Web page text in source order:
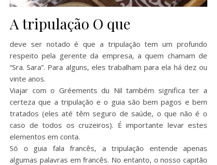
A tripulação O que
deve ser notado é que a tripulação tem um profundo
respeito pela gerente da empresa, a quem chamam de
“Sra. Sara”. Para alguns, eles trabalham para ela há dez ou
vinte anos.
Viajar com o Gréements du Nil também significa ter a
certeza que a tripulação e o guia são bem pagos e bem
tratados (eles até têm seguro de saúde, o que não é o
caso de todos os cruzeiros). É importante levar estes
elementos em conta.
Só o guia fala francês, a tripulação entende apenas
algumas palavras em francês. No entanto, o nosso capitão